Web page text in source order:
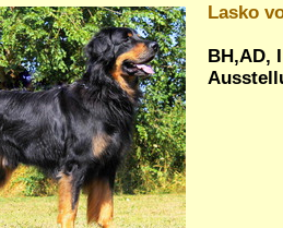
Lasko
BH,AD,